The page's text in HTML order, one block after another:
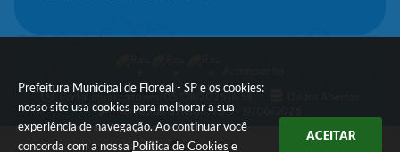
Prefeitura Municipal de Floreal - SP e os cookies:
nosso site usa cookies para melhorar a sua
experiência de navegação. Ao continuar você
concorda com a nossa Política de Cookies e
ACEITAR
Versão do Sistema:3.5.3 - 19/06/2026
Portal atualizado em:05/08/2026 14:58